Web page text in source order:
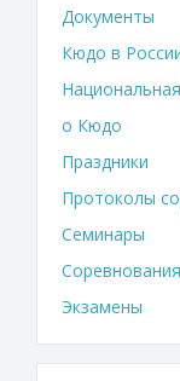
Документы
Кюдо в
о Кюдо
Праздники
Протоколы
Семинары
Соревнования
Экзамены